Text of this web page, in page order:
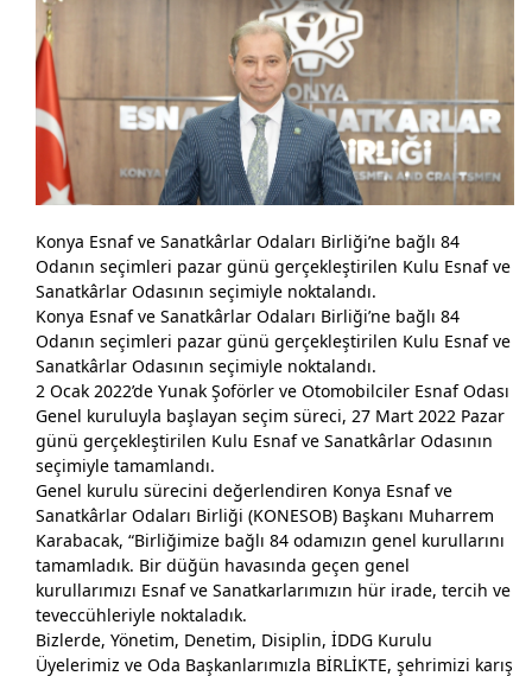
Başkan Karabacak’a TŞOF’da Önemli Görev
Konya Protokolü KONESOB İftarında Biraraya geldi
KONESOB’ta Karabacak Yeniden Başkan…
Birlik ve Beraberliğimiz Türkiye’ye Örnek
Esnaf Odalarının Genel Kurulları Tamamlandı
Cumhuriyet Başsavcısı Solmaz’dan Birliğimize Ziyaret
Başkanımız Karabacak'tan Konya Bölge Adliye Mahkemesi
Başsavcısı Gündüz’e Ziyaret
Konya'da Çanakkale Zaferi’nin 107. yıl dönümünde şehitler
anıldı
Başkanımız Karabacak’tan Milletvekili Erdem'e Ziyaret
Başkanımız Karabacak’tan Milletvekili Samancı'ya ziyaret
Başkanımız Karabacak, TŞOF TÜRKİYE Şoförler ve
Otomobilciler Federasyonunda düzenlenen toplantıya
katıldı.
Konya Esnaf ve Sanatkârlar Odaları Birliği’ne bağlı 84
Odanın seçimleri pazar günü gerçekleştirilen Kulu Esnaf ve
Sanatkârlar Odasının seçimiyle noktalandı.
Konya Esnaf ve Sanatkârlar Odaları Birliği’ne bağlı 84
Odanın seçimleri pazar günü gerçekleştirilen Kulu Esnaf ve
Sanatkârlar Odasının seçimiyle noktalandı.
2 Ocak 2022’de Yunak Şoförler ve Otomobilciler Esnaf Odası
Genel kuruluyla başlayan seçim süreci, 27 Mart 2022 Pazar
günü gerçekleştirilen Kulu Esnaf ve Sanatkârlar Odasının
seçimiyle tamamlandı.
Genel kurulu sürecini değerlendiren Konya Esnaf ve
Sanatkârlar Odaları Birliği (KONESOB) Başkanı Muharrem
Karabacak, “Birliğimize bağlı 84 odamızın genel kurullarını
tamamladık. Bir düğün havasında geçen genel
kurullarımızı Esnaf ve Sanatkarlarımızın hür irade, tercih ve
teveccühleriyle noktaladık.
Bizlerde, Yönetim, Denetim, Disiplin, İDDG Kurulu
Üyelerimiz ve Oda Başkanlarımızla BİRLİKTE, şehrimizi karış